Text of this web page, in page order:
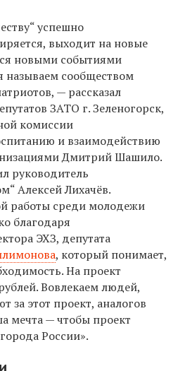
успешно
выходит на новые
новыми событиями
называем сообществом
— рассказал
ЗАТО г. Зеленогорск,
комиссии
и взаимодействию
Дмитрий Шашило.
руководитель
Алексей Лихачёв.
работы среди молодежи
благодаря
ЭХЗ, депутата
, который понимает,
На проект
Вовлекаем людей,
за этот проект, аналогов
мечта — чтобы проект
России».